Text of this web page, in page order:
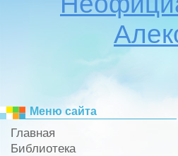
Меню сайта
Главная
Библиотека